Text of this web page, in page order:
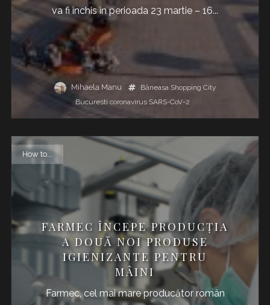
va fi închis în perioada 23 martie – 16...
Mihaela Manu
Băneasa Shopping City
Bucuresti coronavirus SARS-CoV-2
How to...
FARMEC ÎNCEPE PRODUCȚIA
A DOUĂ NOI PRODUSE
IGIENIZANTE PENTRU
MÂINI
Farmec, cel mai mare producător român